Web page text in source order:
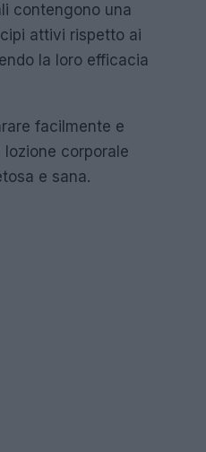
contengono una
attivi rispetto ai
la loro efficacia
facilmente e
corporale
e sana.